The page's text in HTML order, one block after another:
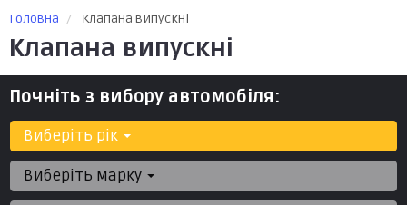
Головна Клапана випускні
Клапана випускні
Почніть з вибору автомобіля:
Виберіть рік
Виберіть марку